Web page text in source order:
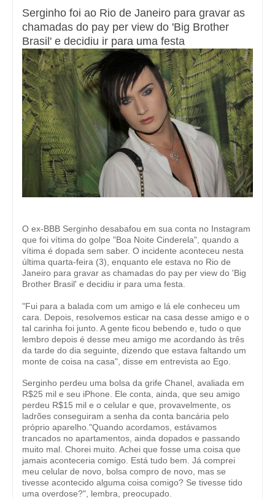
Serginho foi ao Rio de Janeiro para gravar as
chamadas do pay per view do 'Big Brother
Brasil' e decidiu ir para uma festa
O ex-BBB Serginho desabafou em sua conta no Instagram
que foi vítima do golpe "Boa Noite Cinderela", quando a
vítima é dopada sem saber. O incidente aconteceu nesta
última quarta-feira (3), enquanto ele estava no Rio de
Janeiro para gravar as chamadas do pay per view do 'Big
Brother Brasil' e decidiu ir para uma festa.
"Fui para a balada com um amigo e lá ele conheceu um
cara. Depois, resolvemos esticar na casa desse amigo e o
tal carinha foi junto. A gente ficou bebendo e, tudo o que
lembro depois é desse meu amigo me acordando às três
da tarde do dia seguinte, dizendo que estava faltando um
monte de coisa na casa", disse em entrevista ao Ego.
Serginho perdeu uma bolsa da grife Chanel, avaliada em
R$25 mil e seu iPhone. Ele conta, ainda, que seu amigo
perdeu R$15 mil e o celular e que, provavelmente, os
ladrões conseguiram a senha da conta bancária pelo
próprio aparelho."Quando acordamos, estávamos
trancados no apartamentos, ainda dopados e passando
muito mal. Chorei muito. Achei que fosse uma coisa que
jamais aconteceria comigo. Está tudo bem. Já comprei
meu celular de novo, bolsa compro de novo, mas se
tivesse acontecido alguma coisa comigo? Se tivesse tido
uma overdose?", lembra, preocupado.